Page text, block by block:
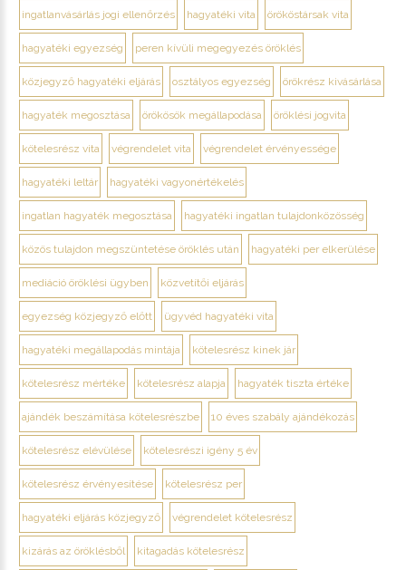
ingatlanvásárlás jogi ellenőrzés hagyatéki vita örököstársak vita
hagyatéki egyezség peren kívüli megegyezés öröklés
közjegyző hagyatéki eljárás osztályos egyezség örökrész kivásárlása
hagyaték megosztása örökösök megállapodása öröklési jogvita
kötelesrész vita végrendelet vita végrendelet érvényessége
hagyatéki leltár hagyatéki vagyonértékelés
ingatlan hagyaték megosztása hagyatéki ingatlan tulajdonközösség
közös tulajdon megszüntetése öröklés után hagyatéki per elkerülése
mediáció öröklési ügyben közvetítői eljárás
egyezség közjegyző előtt ügyvéd hagyatéki vita
hagyatéki megállapodás mintája kötelesrész kinek jár
kötelesrész mértéke kötelesrész alapja hagyaték tiszta értéke
ajándék beszámítása kötelesrészbe 10 éves szabály ajándékozás
kötelesrész elévülése kötelesrészi igény 5 év
kötelesrész érvényesítése kötelesrész per
hagyatéki eljárás közjegyző végrendelet kötelesrész
kizárás az öröklésből kitagadás kötelesrész